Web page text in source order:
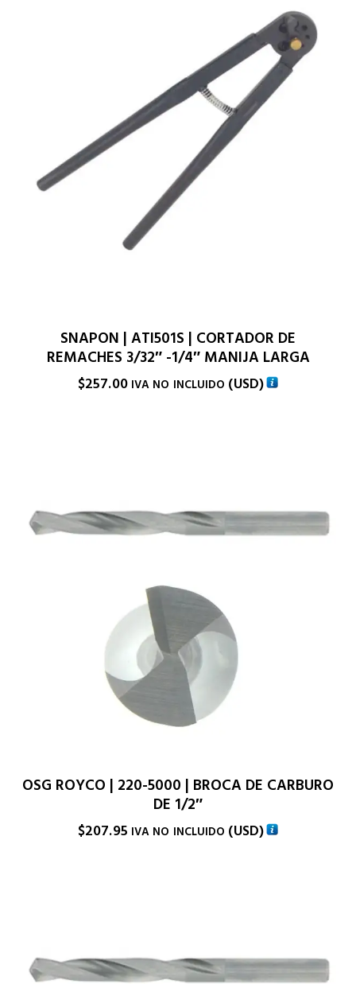
SNAPON | ATI501S | CORTADOR DE
REMACHES 3/32″ -1/4″ MANIJA LARGA
$257.00 IVA NO INCLUIDO (USD)
OSG ROYCO | 220-5000 | BROCA DE CARBURO
DE 1/2″
$207.95 IVA NO INCLUIDO (USD)